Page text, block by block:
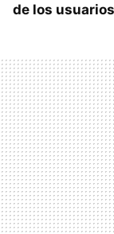
de los usuarios